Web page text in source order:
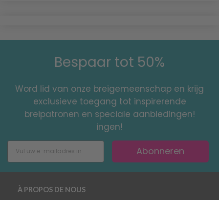
Bespaar tot 50%
Word lid van onze breigemeenschap en krijg
exclusieve toegang tot inspirerende
breipatronen en speciale aanbiedingen!
ingen!
Abonneren
À PROPOS DE NOUS